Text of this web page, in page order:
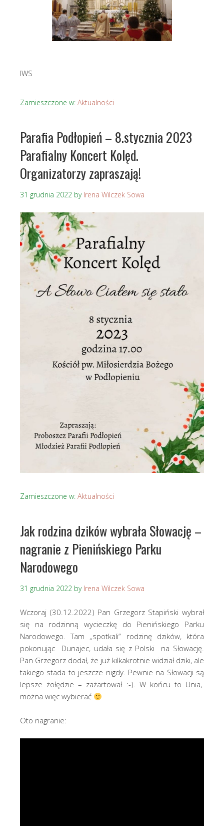
IWS
Zamieszczone w: Aktualności
Parafia Podłopień – 8.stycznia 2023
Parafialny Koncert Kolęd.
Organizatorzy zapraszają!
31 grudnia 2022 by Irena Wilczek Sowa
Zamieszczone w: Aktualności
Jak rodzina dzików wybrała Słowację –
nagranie z Pienińskiego Parku
Narodowego
31 grudnia 2022 by Irena Wilczek Sowa
Wczoraj (30.12.2022) Pan Grzegorz Stapiński wybrał
się na rodzinną wycieczkę do Pienińskiego Parku
Narodowego. Tam „spotkali” rodzinę dzików, która
pokonując Dunajec, udała się z Polski na Słowację.
Pan Grzegorz dodał, że już kilkakrotnie widział dziki, ale
takiego stada to jeszcze nigdy. Pewnie na Słowacji są
lepsze żołędzie – zażartował :-). W końcu to Unia,
można więc wybierać
Oto nagranie: